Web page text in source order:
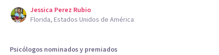
Jessica Perez Rubio
Florida, Estados Unidos de América
Psicólogos nominados y premiados